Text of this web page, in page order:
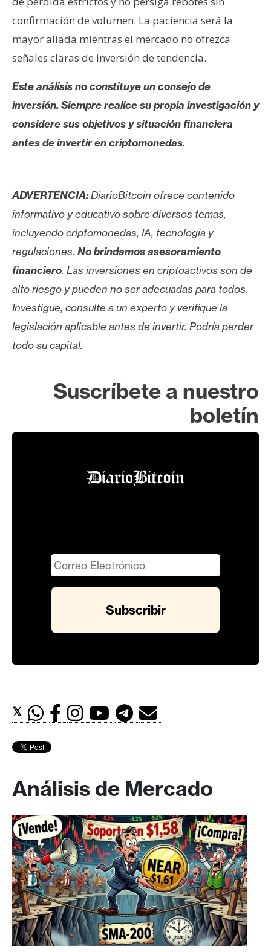
confirmación de volumen. La paciencia será la
mayor aliada mientras el mercado no ofrezca
señales claras de inversión de tendencia.
Este análisis no constituye un consejo de
inversión. Siempre realice su propia investigación y
considere sus objetivos y situación financiera
antes de invertir en criptomonedas.
ADVERTENCIA:DiarioBitcoin ofrece contenido
informativo y educativo sobre diversos temas,
incluyendo criptomonedas, IA, tecnología y
regulaciones. No brindamos asesoramiento
financiero. Las inversiones en criptoactivos son de
alto riesgo y pueden no ser adecuadas para todos.
Investigue, consulte a un experto y verifique la
legislación aplicable antes de invertir. Podría perder
todo su capital.
Suscríbete a nuestro
boletín
𝕏
Análisis de Mercado